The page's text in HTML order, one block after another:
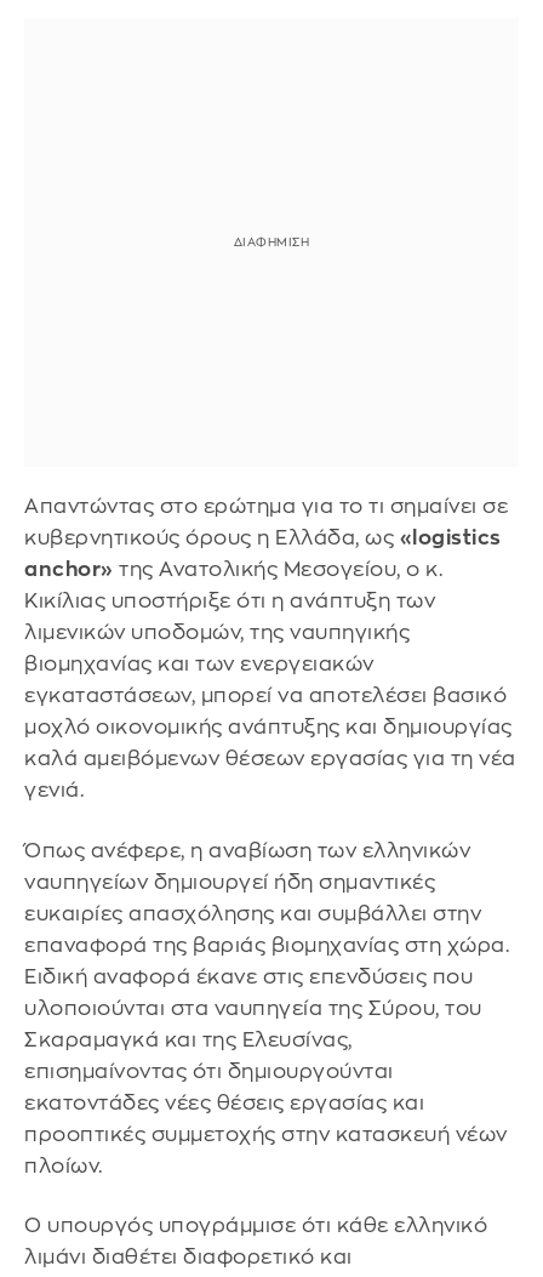
Απαντώντας στο ερώτημα για το τι σημαίνει σε
κυβερνητικούς όρους η Ελλάδα, ως «logistics
anchor» της Ανατολικής Μεσογείου, ο κ.
Κικίλιας υποστήριξε ότι η ανάπτυξη των
λιμενικών υποδομών, της ναυπηγικής
βιομηχανίας και των ενεργειακών
εγκαταστάσεων, μπορεί να αποτελέσει βασικό
μοχλό οικονομικής ανάπτυξης και δημιουργίας
καλά αμειβόμενων θέσεων εργασίας για τη νέα
γενιά.
Όπως ανέφερε, η αναβίωση των ελληνικών
ναυπηγείων δημιουργεί ήδη σημαντικές
ευκαιρίες απασχόλησης και συμβάλλει στην
επαναφορά της βαριάς βιομηχανίας στη χώρα.
Ειδική αναφορά έκανε στις επενδύσεις που
υλοποιούνται στα ναυπηγεία της Σύρου, του
Σκαραμαγκά και της Ελευσίνας,
επισημαίνοντας ότι δημιουργούνται
εκατοντάδες νέες θέσεις εργασίας και
προοπτικές συμμετοχής στην κατασκευή νέων
πλοίων.
Ο υπουργός υπογράμμισε ότι κάθε ελληνικό
λιμάνι διαθέτει διαφορετικό και